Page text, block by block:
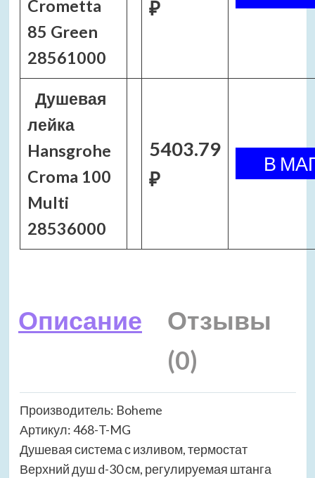
Crometta
85 Green
28561000
₽
Душевая
лейка
Hansgrohe
Croma 100
Multi
28536000
5403.79
₽
Описание
Отзывы
(0)
Производитель: Boheme
Артикул: 468-T-MG
Душевая система с изливом, термостат
Верхний душ d-30 см, регулируемая штанга